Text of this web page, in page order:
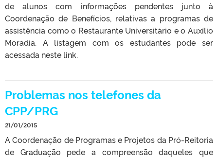
de alunos com informações pendentes junto à
Coordenação de Benefícios, relativas a programas de
assistência como o Restaurante Universitário e o Auxílio
Moradia. A listagem com os estudantes pode ser
acessada neste link.
Problemas nos telefones da
CPP/PRG
21/01/2015
A Coordenação de Programas e Projetos da Pró-Reitoria
de Graduação pede a compreensão daqueles que